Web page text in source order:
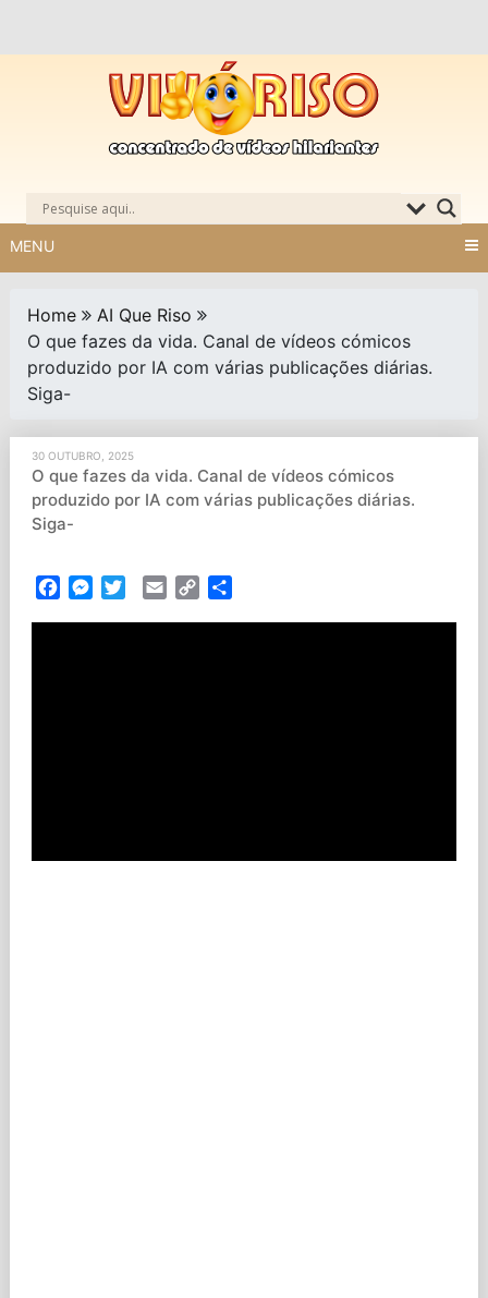
MENU
Home
AI Que Riso
O que fazes da vida. Canal de vídeos cómicos
produzido por IA com várias publicações diárias.
Siga-
30 OUTUBRO, 2025
O que fazes da vida. Canal de vídeos cómicos
produzido por IA com várias publicações diárias.
Siga-
FacebookMessenger
TwitterEmail Copy